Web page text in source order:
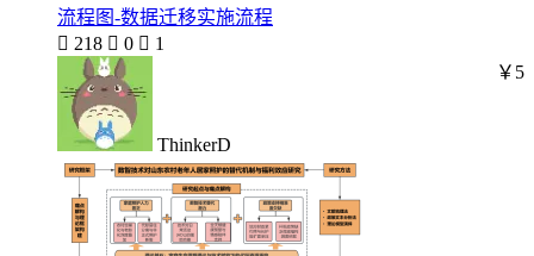
流程图-数据迁移实施流程
 218  0  1
ThinkerD
￥5